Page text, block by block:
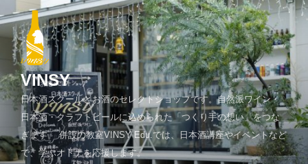
ン
ツ
へ
ッ
プ
VINSY
日本酒スクールとお酒のセレクトショップです。自然派ワイン・
日本酒・クラフトビールに込められた「つくり手の想い」をつな
ぎます。 併設の教室VINSY Edu.では、日本酒講座やイベントなど
で、学ぶオトナを応援します。